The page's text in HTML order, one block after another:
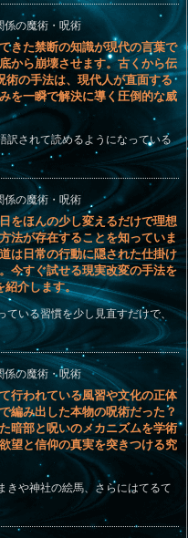
係の魔術・呪術
きた禁断の知識が現代の言葉で
から崩壊させます。古くから伝
術の手法は、現代人が直面する
を一瞬で解決に導く圧倒的な威
訳されて読めるようになっている
係の魔術・呪術
をほんの少し変えるだけで理想
法が存在することを知っていま
は日常の行動に隠された仕掛け
今すぐ試せる現実改変の手法を
紹介します。
ている習慣を少し見直すだけで、
係の魔術・呪術
行われている風習や文化の正体
編み出した本物の呪術だった？
暗部と呪いのメカニズムを学術
望と信仰の真実を突きつける究
きや神社の絵馬、さらにはてるて